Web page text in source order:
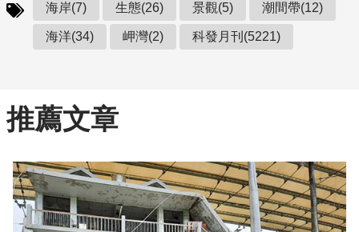
海岸(7) 生態(26) 景觀(5) 潮間帶(12)
海洋(34) 岬灣(2) 科發月刊(5221)
推薦文章